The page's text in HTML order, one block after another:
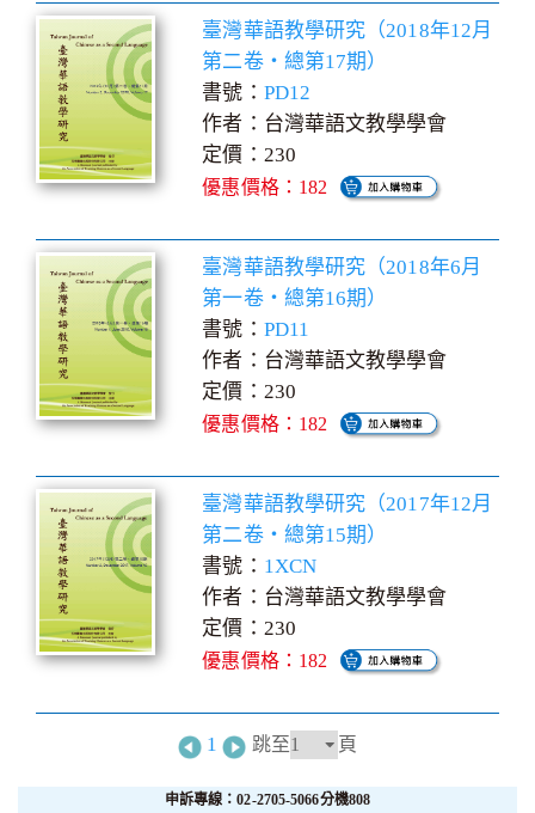
臺灣華語教學研究（2018年12月
第二卷‧總第17期）
書號： PD12
作者：台灣華語文教學學會
定價：230
優惠價格：182
臺灣華語教學研究（2018年6月
第一卷‧總第16期）
書號： PD11
作者：台灣華語文教學學會
定價：230
優惠價格：182
臺灣華語教學研究（2017年12月
第二卷‧總第15期）
書號： 1XCN
作者：台灣華語文教學學會
定價：230
優惠價格：182
1 跳至 頁
申訴專線：02-2705-5066分機808